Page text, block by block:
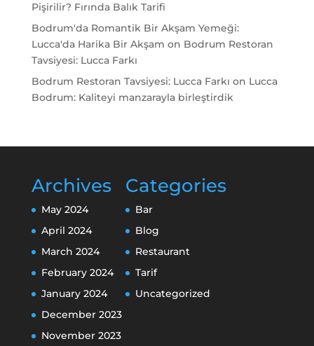
Pişirilir? Fırında Balık Tarifi
Bodrum'da Romantik Bir Akşam Yemeği:
Lucca'da Harika Bir Akşam on Bodrum Restoran
Tavsiyesi: Lucca Farkı
Bodrum Restoran Tavsiyesi: Lucca Farkı on Lucca
Bodrum: Kaliteyi manzarayla birleştirdik
Archives
May 2024
April 2024
March 2024
February 2024
January 2024
December 2023
November 2023
Categories
Bar
Blog
Restaurant
Tarif
Uncategorized